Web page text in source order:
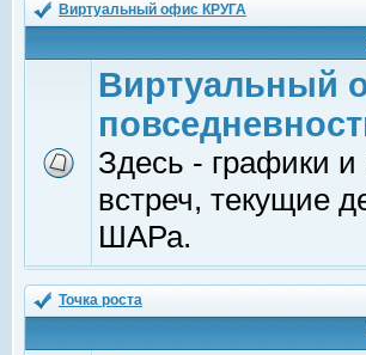
Виртуальный офис КРУГА
Виртуальный
Здесь - графики и
встреч, текущие
ШАРа.
Точка роста